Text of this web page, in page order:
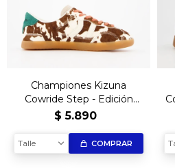
Championes Kizuna
Cowride Step - Edición
limitada
$ 5.890
Talle COMPRAR